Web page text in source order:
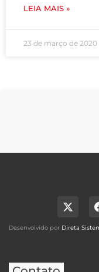
LEIA MAIS »
23 de março de 2020
Desenvolvido por Direta